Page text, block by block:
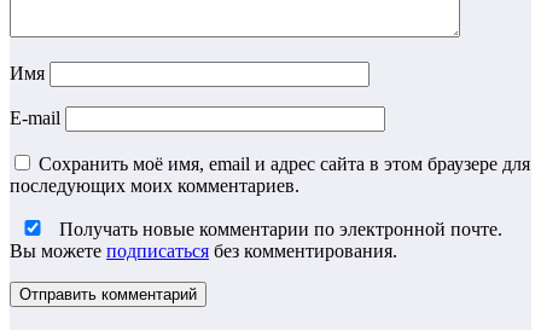
Имя
E-mail
Сохранить моё имя, email и адрес сайта в этом браузере для
последующих моих комментариев.
Получать новые комментарии по электронной почте.
Вы можете подписаться без комментирования.